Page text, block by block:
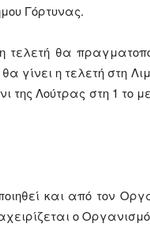
Γόρτυνας.
θα
γίνει η τελετή στη
της Λούτρας στη 1 το
και από τον
ο